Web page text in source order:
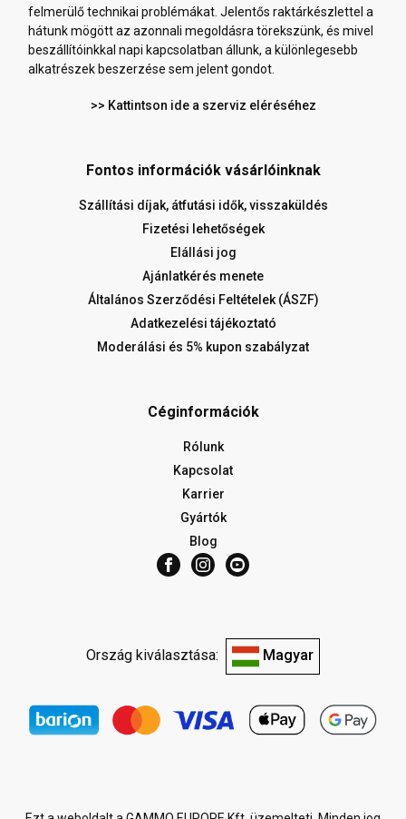
felmerülő technikai problémákat. Jelentős raktárkészlettel a
hátunk mögött az azonnali megoldásra törekszünk, és mivel
beszállítóinkkal napi kapcsolatban állunk, a különlegesebb
alkatrészek beszerzése sem jelent gondot.
>> Kattintson ide a szerviz eléréséhez
Fontos információk vásárlóinknak
Szállítási díjak, átfutási idők, visszaküldés
Fizetési lehetőségek
Elállási jog
Ajánlatkérés menete
Általános Szerződési Feltételek (ÁSZF)
Adatkezelési tájékoztató
Moderálási és 5% kupon szabályzat
Céginformációk
Rólunk
Kapcsolat
Karrier
Gyártók
Blog
Ország kiválasztása: Magyar